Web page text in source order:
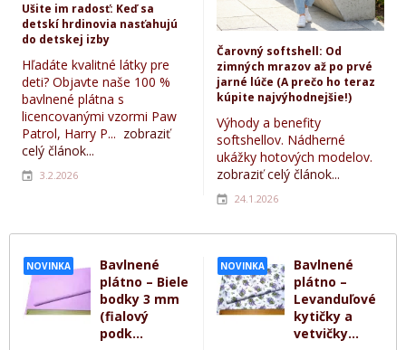
NOVINKA
Bavlnené
plátno – Biele
bodky 3 mm
(fialový
podk...
NOVINKA
Bavlnené
plátno –
Levanduľové
kytičky a
vetvičky...
Ušite im radosť: Keď sa
detskí hrdinovia nasťahujú
do detskej izby
Hľadáte kvalitné látky pre
deti? Objavte naše 100 %
bavlnené plátna s
licencovanými vzormi Paw
Patrol, Harry P... zobraziť
celý článok...
3.2.2026
Čarovný softshell: Od
zimných mrazov až po prvé
jarné lúče (A prečo ho teraz
kúpite najvýhodnejšie!)
Výhody a benefity
softshellov. Nádherné
ukážky hotových modelov.
zobraziť celý článok...
24.1.2026